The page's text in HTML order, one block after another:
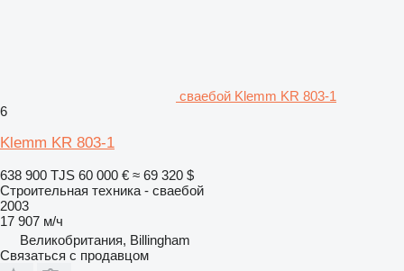
сваебой Klemm KR 803-1
6
Klemm KR 803-1
638 900 TJS 60 000 € ≈ 69 320 $
Строительная техника - сваебой
2003
17 907 м/ч
Великобритания, Billingham
Связаться с продавцом